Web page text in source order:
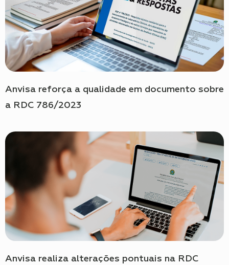
Anvisa reforça a qualidade em documento sobre
a RDC 786/2023
Anvisa realiza alterações pontuais na RDC